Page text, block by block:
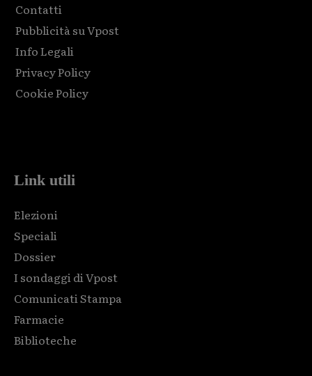
Contatti
Pubblicità su Vpost
Info Legali
Privacy Policy
Cookie Policy
Link utili
Elezioni
Speciali
Dossier
I sondaggi di Vpost
Comunicati Stampa
Farmacie
Biblioteche